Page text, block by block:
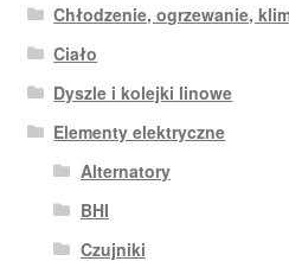
Chłodzenie, ogrzewanie,
Ciało
Dyszle i kolejki linowe
Elementy elektryczne
Alternatory
BHI
Czujniki